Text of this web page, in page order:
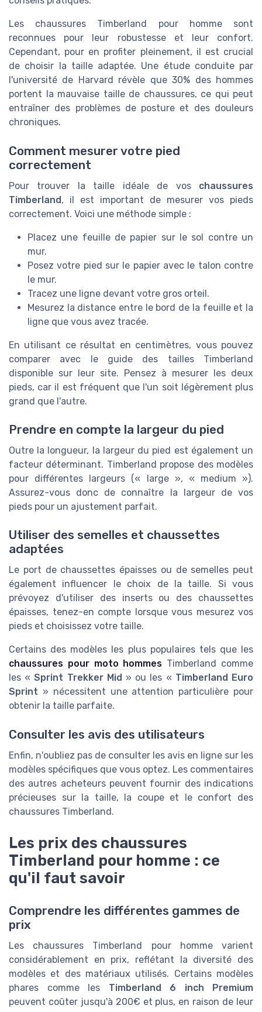
Les chaussures Timberland pour homme sont
reconnues pour leur robustesse et leur confort.
Cependant, pour en profiter pleinement, il est crucial
de choisir la taille adaptée. Une étude conduite par
l'université de Harvard révèle que 30% des hommes
portent la mauvaise taille de chaussures, ce qui peut
entraîner des problèmes de posture et des douleurs
chroniques.
Comment mesurer votre pied
correctement
Pour trouver la taille idéale de vos chaussures
Timberland, il est important de mesurer vos pieds
correctement. Voici une méthode simple :
Placez une feuille de papier sur le sol contre un
mur.
Posez votre pied sur le papier avec le talon contre
le mur.
Tracez une ligne devant votre gros orteil.
Mesurez la distance entre le bord de la feuille et la
ligne que vous avez tracée.
En utilisant ce résultat en centimètres, vous pouvez
comparer avec le guide des tailles Timberland
disponible sur leur site. Pensez à mesurer les deux
pieds, car il est fréquent que l'un soit légèrement plus
grand que l'autre.
Prendre en compte la largeur du pied
Outre la longueur, la largeur du pied est également un
facteur déterminant. Timberland propose des modèles
pour différentes largeurs (« large », « medium »).
Assurez-vous donc de connaître la largeur de vos
pieds pour un ajustement parfait.
Utiliser des semelles et chaussettes
adaptées
Le port de chaussettes épaisses ou de semelles peut
également influencer le choix de la taille. Si vous
prévoyez d'utiliser des inserts ou des chaussettes
épaisses, tenez-en compte lorsque vous mesurez vos
pieds et choisissez votre taille.
Certains des modèles les plus populaires tels que les
chaussures pour moto hommes Timberland comme
les «Sprint Trekker Mid » ou les « Timberland Euro
Sprint » nécessitent une attention particulière pour
obtenir la taille parfaite.
Consulter les avis des utilisateurs
Enfin, n'oubliez pas de consulter les avis en ligne sur les
modèles spécifiques que vous optez. Les commentaires
des autres acheteurs peuvent fournir des indications
précieuses sur la taille, la coupe et le confort des
chaussures Timberland.
Les prix des chaussures
Timberland pour homme : ce
qu'il faut savoir
Comprendre les différentes gammes de
prix
Les chaussures Timberland pour homme varient
considérablement en prix, reflétant la diversité des
modèles et des matériaux utilisés. Certains modèles
phares comme les Timberland 6 inch Premium
peuvent coûter jusqu'à 200€ et plus, en raison de leur